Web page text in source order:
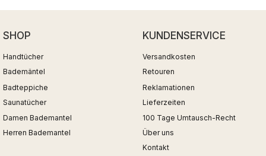
SHOP
Handtücher
Bademäntel
Badteppiche
Saunatücher
Damen Bademantel
Herren Bademantel
KUNDENSERVICE
Versandkosten
Retouren
Reklamationen
Lieferzeiten
100 Tage Umtausch-Recht
Über uns
Kontakt